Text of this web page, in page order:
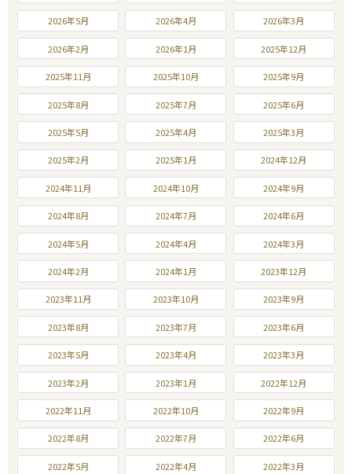
2026年5月 2026年4月 2026年3月
2026年2月 2026年1月 2025年12月
2025年11月 2025年10月 2025年9月
2025年8月 2025年7月 2025年6月
2025年5月 2025年4月 2025年3月
2025年2月 2025年1月 2024年12月
2024年11月 2024年10月 2024年9月
2024年8月 2024年7月 2024年6月
2024年5月 2024年4月 2024年3月
2024年2月 2024年1月 2023年12月
2023年11月 2023年10月 2023年9月
2023年8月 2023年7月 2023年6月
2023年5月 2023年4月 2023年3月
2023年2月 2023年1月 2022年12月
2022年11月 2022年10月 2022年9月
2022年8月 2022年7月 2022年6月
2022年5月 2022年4月 2022年3月